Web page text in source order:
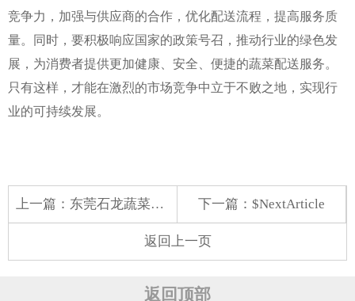
竞争力，加强与供应商的合作，优化配送流程，提高服务质
量。同时，要积极响应国家的政策号召，推动行业的绿色发
展，为消费者提供更加健康、安全、便捷的蔬菜配送服务。
只有这样，才能在激烈的市场竞争中立于不败之地，实现行
业的可持续发展。
上一篇： 东莞石龙蔬菜配送之路：保障农产品供应 下一篇：$NextArticle
返回上一页
返回顶部